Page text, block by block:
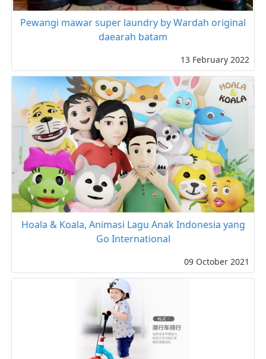
Pewangi mawar super laundry by Wardah original
daearah batam
13 February 2022
Hoala & Koala, Animasi Lagu Anak Indonesia yang
Go International
09 October 2021